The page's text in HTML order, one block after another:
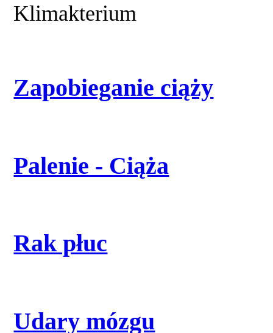
Klimakterium
Zapobieganie ciąży
Palenie - Ciąża
Rak płuc
Udary mózgu